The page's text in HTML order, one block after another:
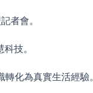
者會。
技。
化為真實生活經驗。